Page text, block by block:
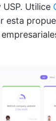
USP. Utilice
esta